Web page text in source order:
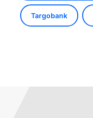
Targobank